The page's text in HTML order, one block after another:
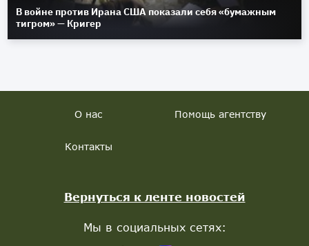
В войне против Ирана США показали себя «бумажным
тигром» — Кригер
О нас Помощь агентству
Контакты
Вернуться к ленте новостей
Мы в социальных сетях: